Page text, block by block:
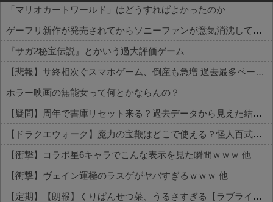
「マリオカートワールド」はどうすればよかったのか
ゲーフリ新作が発売されてからソニーファンが意気消沈してね？
『サガ2秘宝伝説』とかいう過大評価ゲーム
【悲報】サ終相次ぐスマホゲーム、倒産も急増 過去最多ペースで推移
ホラー映画の無能女って何とかならんの？
【疑問】周年で書庫リセット来る？過去データから見えた結論 他
【ドラクエウォーク】魔力の宝鞭はどこで使える？怪人百式での実用性と不安定さを評価 他
【衝撃】コラボ星6キャラでこんな表示を見た瞬間ｗｗｗ 他
【衝撃】ヴェイン運極のラスゲがヤバすぎるｗｗｗ 他
【定期】【朗報】くりぱんせつ菜、うるさすぎる【ラブライブ！虹ヶ咲】 他